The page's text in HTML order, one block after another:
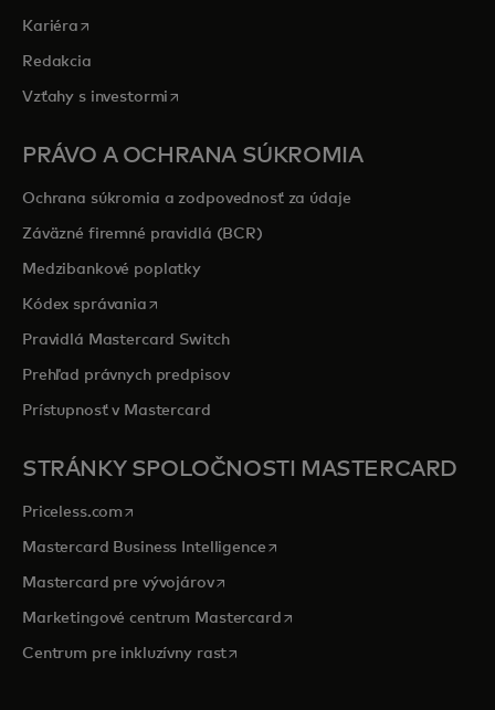
Kariéra opens in a new tab
Redakcia
Vzťahy s investormi opens in a new tab
PRÁVO A OCHRANA SÚKROMIA
Ochrana súkromia a zodpovednosť za údaje
Záväzné firemné pravidlá (BCR)
Medzibankové poplatky
Kódex správaniaopens in a new tab
Pravidlá Mastercard Switch
Prehľad právnych predpisov
Prístupnosť v Mastercard
STRÁNKY SPOLOČNOSTI MASTERCARD
Priceless.com opens in a new tab
Mastercard Business Intelligenceopens in a new tab
Mastercard pre vývojárovopens in a new tab
Marketingové centrum Mastercardopens in a new tab
Centrum pre inkluzívny rastopens in a new tab